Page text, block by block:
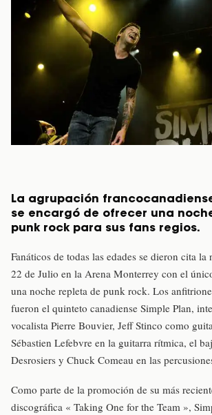
La agrupación
se encargó de ofrecer una
punk rock para sus fans regios.
Fanáticos de todas las edades se dieron cita
22 de Julio en la Arena Monterrey con el
una noche repleta de punk rock. Los
fueron el quinteto canadiense Simple Plan,
vocalista Pierre Bouvier, Jeff Stinco como
Sébastien Lefebvre en la guitarra rítmica, el
Desrosiers y Chuck Comeau en las
Como parte de la promoción de su más
discográfica « Taking One for the Team »,